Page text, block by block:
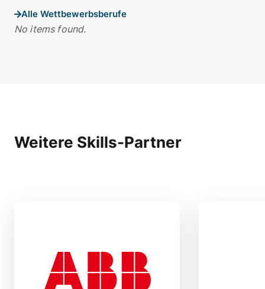
Alle Wettbewerbsberufe
No items found.
Weitere Skills-Partner